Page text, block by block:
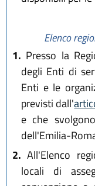
Elenco
1. Presso la
degli Enti di
Enti e le
previsti dall'
e che
dell'Emilia-
2. All'Elenco
locali di